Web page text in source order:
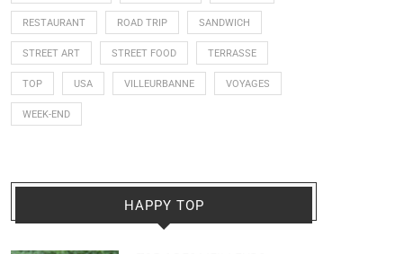
RESTAURANT ROAD TRIP SANDWICH
STREET ART STREET FOOD TERRASSE
TOP USA VILLEURBANNE VOYAGES
WEEK-END
HAPPY TOP